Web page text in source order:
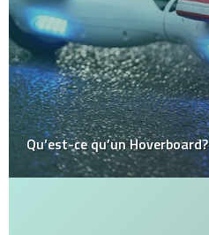
Qu’est-ce qu’un Hoverboard?